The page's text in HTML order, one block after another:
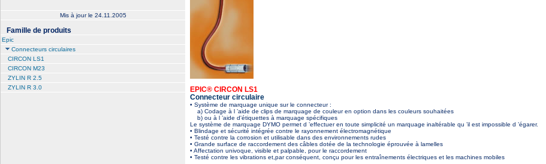
Mis à jour le 24.11.2005
Famille de produits
Epic
Connecteurs circulaires
CIRCON LS1
CIRCON M23
ZYLIN R 2.5
ZYLIN R 3.0
EPIC® CIRCON LS1
Connecteur circulaire
• Système de marquage unique sur le connecteur :
a) Codage à l ’aide de clips de marquage de couleur en option dans les couleurs souhaitées
b) ou à l ’aide d'étiquettes à marquage spécifiques
Le système de marquage DYMO permet d ’effectuer en toute simplicité un marquage inaltérable qu ’il est impossible d ’égarer.
• Blindage et sécurité intégrée contre le rayonnement électromagnétique
• Testé contre la corrosion et utilisable dans des environnements rudes
• Grande surface de raccordement des câbles dotée de la technologie éprouvée à lamelles
• Affectation univoque, visible et palpable, pour le raccordement
• Testé contre les vibrations et,par conséquent, conçu pour les entraînements électriques et les machines mobiles